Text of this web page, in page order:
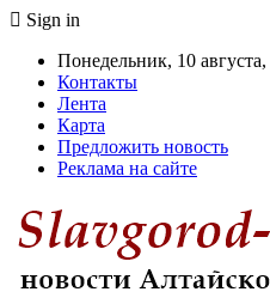
Sign in
Понедельник, 10
Контакты
Лента
Карта
Предложить новость
Реклама на сайте